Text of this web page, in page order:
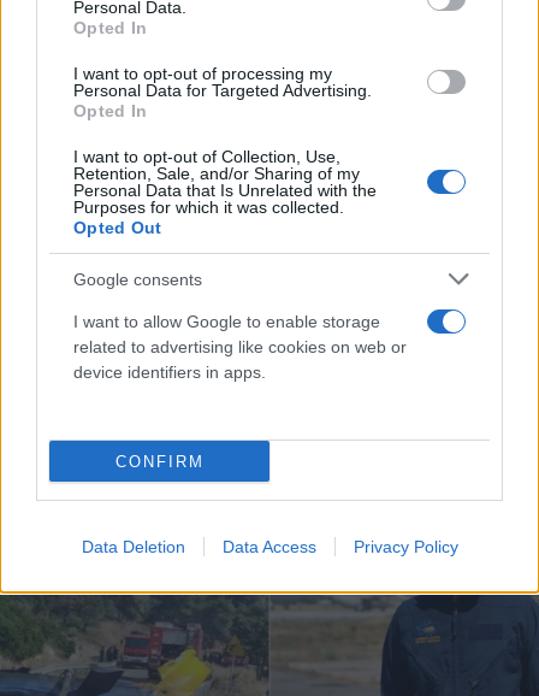
Personal Data.
Opted In
I want to opt-out of processing my
Personal Data for Targeted Advertising.
Opted In
I want to opt-out of Collection, Use,
Retention, Sale, and/or Sharing of my
Personal Data that Is Unrelated with the
Purposes for which it was collected.
Opted Out
Google consents
I want to allow Google to enable storage
related to advertising like cookies on web or
device identifiers in apps.
CONFIRM
Data Deletion Data Access Privacy Policy
Γαλλικός κολοσσός στο καλώδιο Ελλάδας και
Κύπρου - Μητσοτάκης: Στρατηγικής σημασίας το
05.08.2026